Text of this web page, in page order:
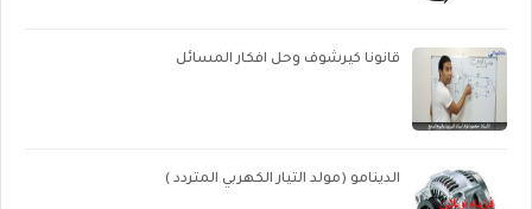
قانونا كيرشوف وحل افكار المسائل
الدينامو (مولد التيار الكهربي المتردد )